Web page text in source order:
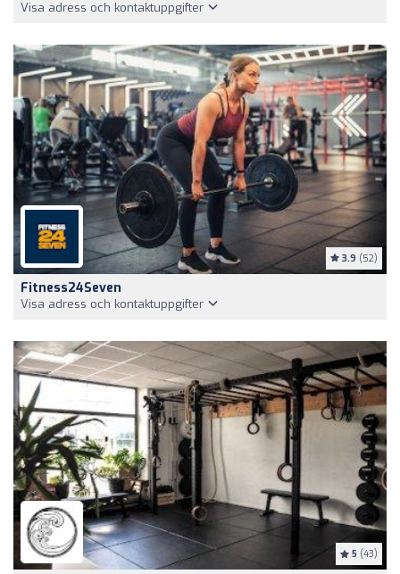
Visa adress och kontaktuppgifter
3.9 (52)
Fitness24Seven
Visa adress och kontaktuppgifter
5 (43)